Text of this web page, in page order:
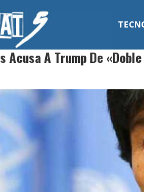
Acusa A Trump De